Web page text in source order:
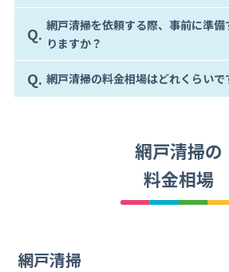
Q. 網戸清掃を依頼する際、事前に準備
りますか？
Q. 網戸清掃の料金相場はどれくらいで
網戸清掃の
料金相場
網戸清掃